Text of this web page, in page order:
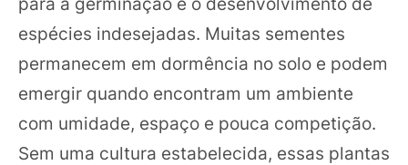
espécies indesejadas. Muitas sementes
permanecem em dormência no solo e podem
emergir quando encontram um ambiente
com umidade, espaço e pouca competição.
Sem uma cultura estabelecida, essas plantas